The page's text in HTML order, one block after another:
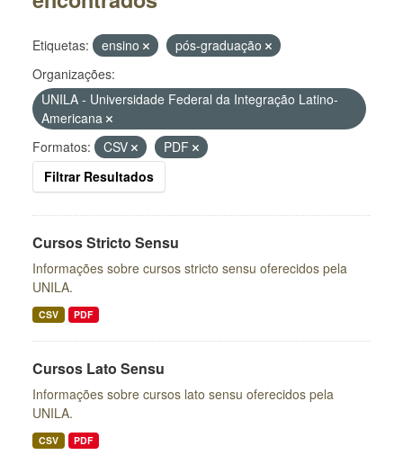
Etiquetas: ensino
pós-graduação
Organizações:
UNILA - Universidade Federal da Integração Latino-
Americana
Formatos:
CSV
PDF
Filtrar Resultados
Cursos Stricto Sensu
Informações sobre cursos stricto sensu oferecidos pela
UNILA.
CSV PDF
Cursos Lato Sensu
Informações sobre cursos lato sensu oferecidos pela
UNILA.
CSV PDF